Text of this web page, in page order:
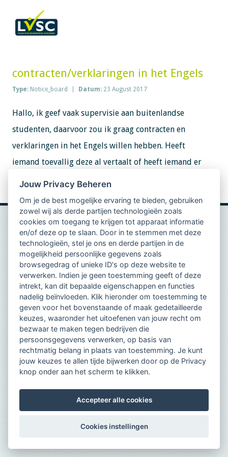
contracten/verklaringen in het Engels
Type: Notice_board Datum: 23 August 2017
Hallo, ik geef vaak supervisie aan buitenlandse
studenten, daarvoor zou ik graag contracten en
verklaringen in het Engels willen hebben. Heeft
iemand toevallig deze al vertaalt of heeft iemand er
interesse aan om samen met mij de verklaringen en
Jouw Privacy Beheren
Om je de best mogelijke ervaring te bieden, gebruiken
zowel wij als derde partijen technologieën zoals
cookies om toegang te krijgen tot apparaat informatie
en/of deze op te slaan. Door in te stemmen met deze
technologieën, stel je ons en derde partijen in de
mogelijkheid persoonlijke gegevens zoals
browsegedrag of unieke ID's op deze website te
verwerken. Indien je geen toestemming geeft of deze
intrekt, kan dit bepaalde eigenschappen en functies
nadelig beïnvloeden. Klik hieronder om toestemming te
geven voor het bovenstaande of maak gedetailleerde
keuzes, waaronder het uitoefenen van jouw recht om
bezwaar te maken tegen bedrijven die
persoonsgegevens verwerken, op basis van
rechtmatig belang in plaats van toestemming. Je kunt
jouw keuzes te allen tijde bijwerken door op de Privacy
knop onder aan het scherm te klikken.
Accepteer alle cookies
Cookies instellingen